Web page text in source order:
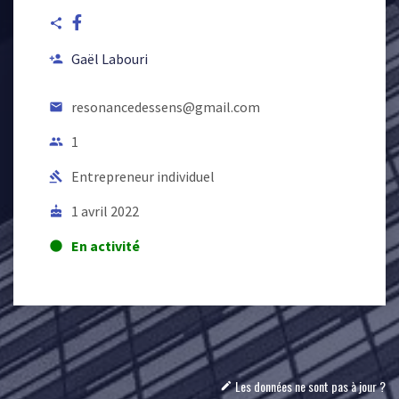
share
person_add Gaël Labouri
email resonancedessens@gmail.com
people 1
gavel Entrepreneur individuel
cake 1 avril 2022
lens En activité
mode_editLes données ne sont pas à jour ?